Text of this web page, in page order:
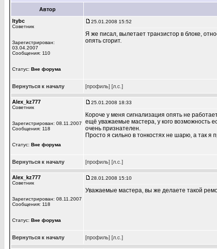
Автор
ltybc
Советник
Зарегистрирован:
03.04.2007
Сообщения: 110
Статус: Вне форума
25.01.2008 15:52
Я же писал, вылетает транзистор в блоке,
опять сгорит.
Вернуться к началу [профиль] [л.с.]
Alex_kz777
Советник
Зарегистрирован: 08.11.2007
Сообщения: 118
Статус: Вне форума
25.01.2008 18:33
Короче у меня сигнализация опять не
ещё уважаемые мастера, у кого возможность
очень признателен.
Просто я сильно в тонкостях не шарю, а так я
Вернуться к началу [профиль] [л.с.]
Alex_kz777
Советник
Зарегистрирован: 08.11.2007
Сообщения: 118
Статус: Вне форума
28.01.2008 15:10
Уважаемые мастера, вы же делаете такой
Вернуться к началу [профиль] [л.с.]